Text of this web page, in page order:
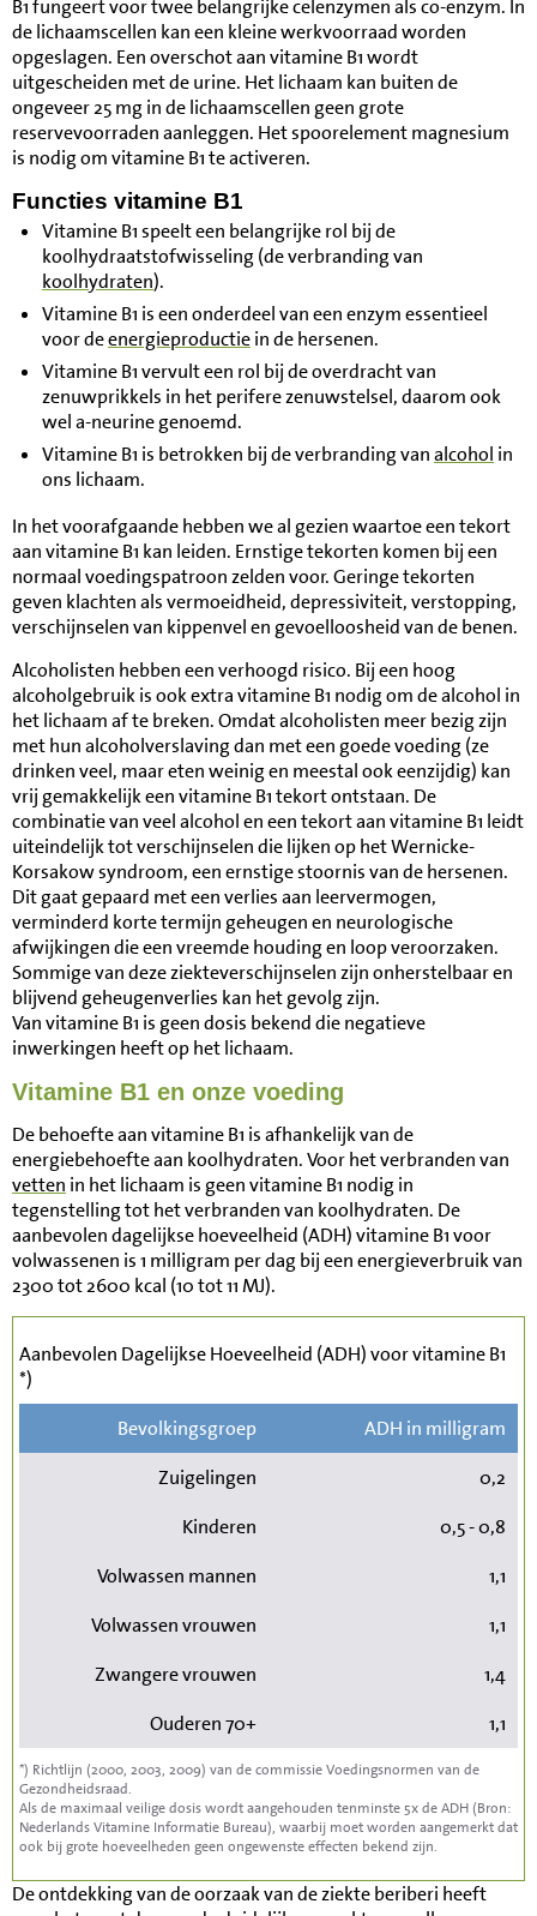
B1 fungeert voor twee belangrijke celenzymen als co-enzym. In
de lichaamscellen kan een kleine werkvoorraad worden
opgeslagen. Een overschot aan vitamine B1 wordt
uitgescheiden met de urine. Het lichaam kan buiten de
ongeveer 25 mg in de lichaamscellen geen grote
reservevoorraden aanleggen. Het spoorelement magnesium
is nodig om vitamine B1 te activeren.
Functies vitamine B1
Vitamine B1 speelt een belangrijke rol bij de
koolhydraatstofwisseling (de verbranding van
koolhydraten).
Vitamine B1 is een onderdeel van een enzym essentieel
voor deenergieproductiein de hersenen.
Vitamine B1 vervult een rol bij de overdracht van
zenuwprikkels in het perifere zenuwstelsel, daarom ook
wel a-neurine genoemd.
Vitamine B1 is betrokken bij de verbranding vanalcohol in
ons lichaam.
In het voorafgaande hebben we al gezien waartoe een tekort
aan vitamine B1 kan leiden. Ernstige tekorten komen bij een
normaal voedingspatroon zelden voor. Geringe tekorten
geven klachten als vermoeidheid, depressiviteit, verstopping,
verschijnselen van kippenvel en gevoelloosheid van de benen.
Alcoholisten hebben een verhoogd risico. Bij een hoog
alcoholgebruik is ook extra vitamine B1 nodig om de alcohol in
het lichaam af te breken. Omdat alcoholisten meer bezig zijn
met hun alcoholverslaving dan met een goede voeding (ze
drinken veel, maar eten weinig en meestal ook eenzijdig) kan
vrij gemakkelijk een vitamine B1 tekort ontstaan. De
combinatie van veel alcohol en een tekort aan vitamine B1 leidt
uiteindelijk tot verschijnselen die lijken op het Wernicke-
Korsakow syndroom, een ernstige stoornis van de hersenen.
Dit gaat gepaard met een verlies aan leervermogen,
verminderd korte termijn geheugen en neurologische
afwijkingen die een vreemde houding en loop veroorzaken.
Sommige van deze ziekteverschijnselen zijn onherstelbaar en
blijvend geheugenverlies kan het gevolg zijn.
Van vitamine B1 is geen dosis bekend die negatieve
inwerkingen heeft op het lichaam.
Vitamine B1 en onze voeding
De behoefte aan vitamine B1 is afhankelijk van de
energiebehoefte aan koolhydraten. Voor het verbranden van
vetten in het lichaam is geen vitamine B1 nodig in
tegenstelling tot het verbranden van koolhydraten. De
aanbevolen dagelijkse hoeveelheid (ADH) vitamine B1 voor
volwassenen is 1 milligram per dag bij een energieverbruik van
2300 tot 2600 kcal (10 tot 11 MJ).
Aanbevolen Dagelijkse Hoeveelheid (ADH) voor vitamine B1
*)
Bevolkingsgroep
ADH in milligram
Zuigelingen
0,2
Kinderen
0,5 - 0,8
Volwassen mannen
1,1
Volwassen vrouwen
1,1
Zwangere vrouwen
1,4
Ouderen 70+
1,1
*) Richtlijn (2000, 2003, 2009) van de commissie Voedingsnormen van de
Gezondheidsraad.
Als de maximaal veilige dosis wordt aangehouden tenminste 5x de ADH (Bron:
Nederlands Vitamine Informatie Bureau), waarbij moet worden aangemerkt dat
ook bij grote hoeveelheden geen ongewenste effecten bekend zijn.
De ontdekking van de oorzaak van de ziekte beriberi heeft